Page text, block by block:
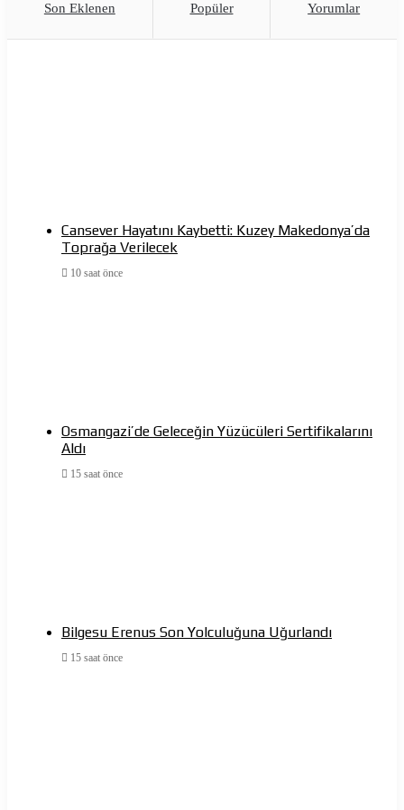
Son Eklenen Popüler Yorumlar
Cansever Hayatını Kaybetti: Kuzey Makedonya’da
Toprağa Verilecek
10 saat önce
Osmangazi’de Geleceğin Yüzücüleri Sertifikalarını
Aldı
15 saat önce
Bilgesu Erenus Son Yolculuğuna Uğurlandı
15 saat önce